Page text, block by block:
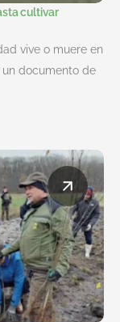
cultivar
vive o muere en
documento de